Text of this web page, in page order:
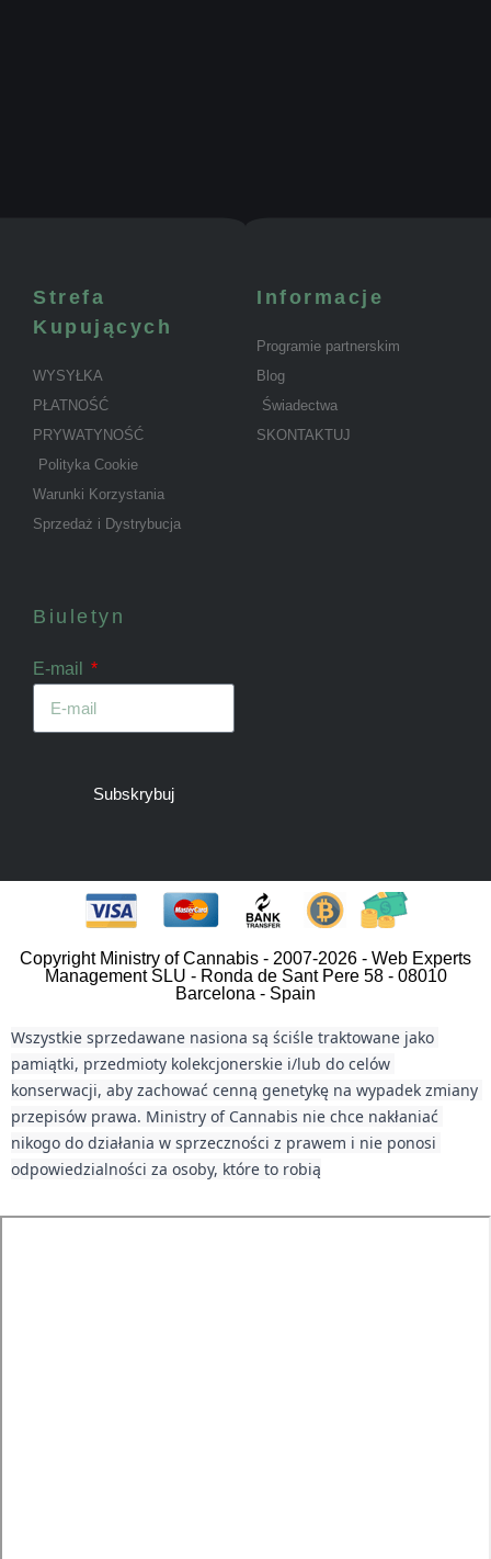
Strefa
Kupujących
WYSYŁKA
PŁATNOŚĆ
PRYWATYNOŚĆ
Polityka Cookie
Warunki Korzystania
Sprzedaż i Dystrybucja
Informacje
Programie partnerskim
Blog
Świadectwa
SKONTAKTUJ
Biuletyn
E-mail
Subskrybuj
Copyright Ministry of Cannabis - 2007-2026 - Web Experts
Management SLU - Ronda de Sant Pere 58 - 08010
Barcelona - Spain
Wszystkie sprzedawane nasiona są ściśle traktowane jako
pamiątki, przedmioty kolekcjonerskie i/lub do celów
konserwacji, aby zachować cenną genetykę na wypadek zmiany
przepisów prawa. Ministry of Cannabis nie chce nakłaniać
nikogo do działania w sprzeczności z prawem i nie ponosi
odpowiedzialności za osoby, które to robią